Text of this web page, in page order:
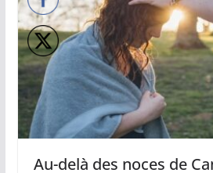
Au-delà des noces de